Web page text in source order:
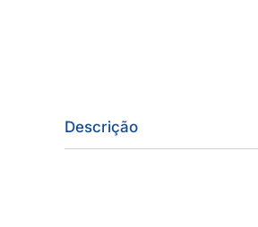
Descrição